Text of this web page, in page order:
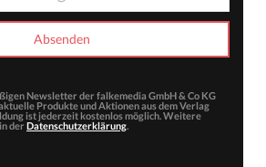
Newsletter der falkemedia GmbH & Co KG
Produkte und Aktionen aus dem Verlag
ist jederzeit kostenlos möglich. Weitere
der Datenschutzerklärung.